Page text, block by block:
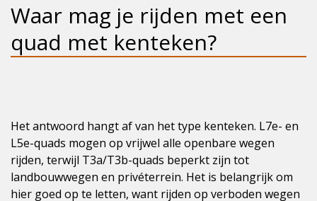
Waar mag je rijden met een
quad met kenteken?
Het antwoord hangt af van het type kenteken. L7e- en
L5e-quads mogen op vrijwel alle openbare wegen
rijden, terwijl T3a/T3b-quads beperkt zijn tot
landbouwwegen en privéterrein. Het is belangrijk om
hier goed op te letten, want rijden op verboden wegen